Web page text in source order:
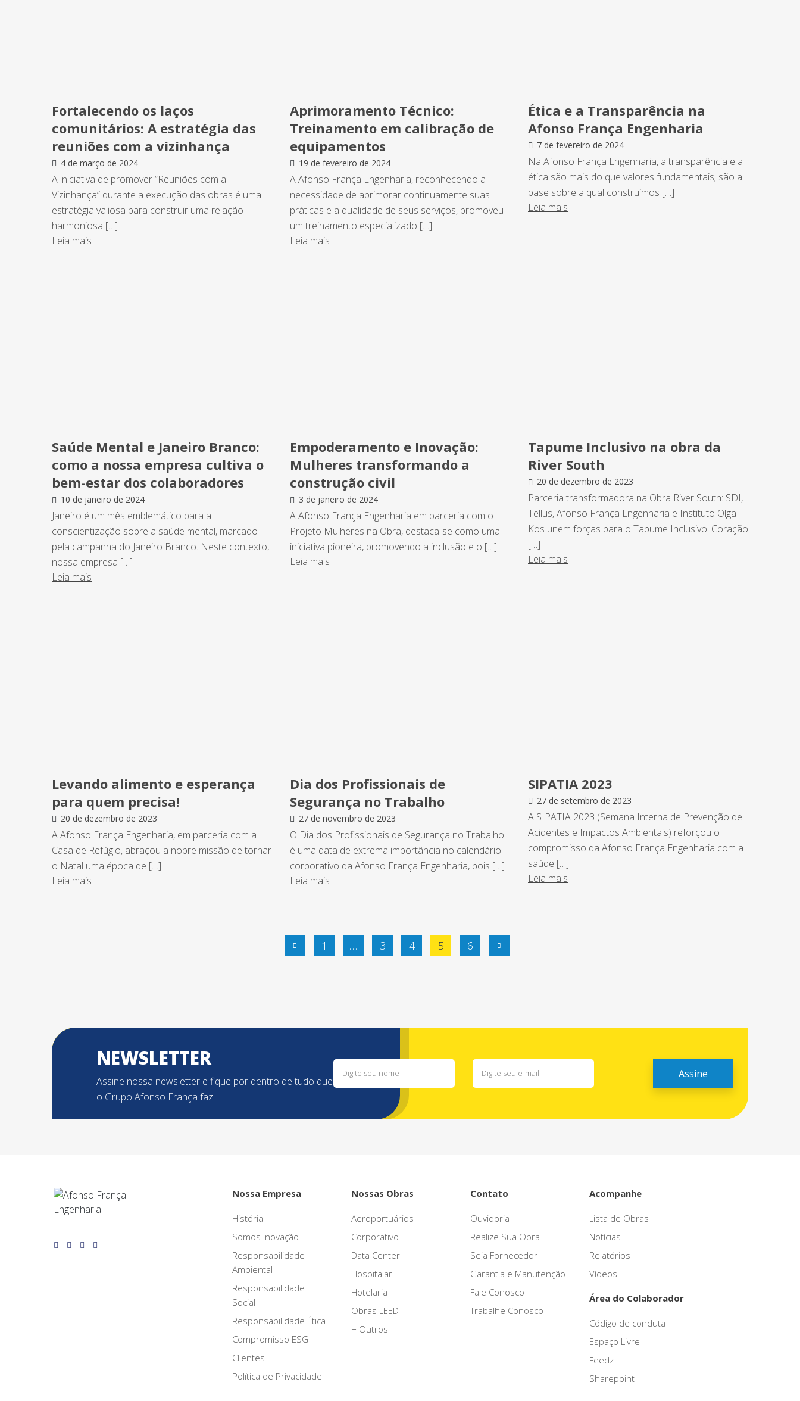
Fortalecendo os laços
comunitários: A estratégia das
reuniões com a vizinhança
4 de março de 2024
A iniciativa de promover “Reuniões com a
Vizinhança” durante a execução das obras é uma
estratégia valiosa para construir uma relação
harmoniosa […]
Leia mais
Aprimoramento Técnico:
Treinamento em calibração de
equipamentos
19 de fevereiro de 2024
A Afonso França Engenharia, reconhecendo a
necessidade de aprimorar continuamente suas
práticas e a qualidade de seus serviços, promoveu
um treinamento especializado […]
Leia mais
Ética e a Transparência na
Afonso França Engenharia
7 de fevereiro de 2024
Na Afonso França Engenharia, a transparência e a
ética são mais do que valores fundamentais; são a
base sobre a qual construímos […]
Leia mais
Saúde Mental e Janeiro Branco:
como a nossa empresa cultiva o
bem-estar dos colaboradores
10 de janeiro de 2024
Janeiro é um mês emblemático para a
conscientização sobre a saúde mental, marcado
pela campanha do Janeiro Branco. Neste contexto,
nossa empresa […]
Leia mais
Empoderamento e Inovação:
Mulheres transformando a
construção civil
3 de janeiro de 2024
A Afonso França Engenharia em parceria com o
Projeto Mulheres na Obra, destaca-se como uma
iniciativa pioneira, promovendo a inclusão e o […]
Leia mais
Tapume Inclusivo na obra da
River South
20 de dezembro de 2023
Parceria transformadora na Obra River South: SDI,
Tellus, Afonso França Engenharia e Instituto Olga
Kos unem forças para o Tapume Inclusivo. Coração
[…]
Leia mais
Levando alimento e esperança
para quem precisa!
20 de dezembro de 2023
A Afonso França Engenharia, em parceria com a
Casa de Refúgio, abraçou a nobre missão de tornar
o Natal uma época de […]
Leia mais
Dia dos Profissionais de
Segurança no Trabalho
27 de novembro de 2023
O Dia dos Profissionais de Segurança no Trabalho
é uma data de extrema importância no calendário
corporativo da Afonso França Engenharia, pois […]
Leia mais
SIPATIA 2023
27 de setembro de 2023
A SIPATIA 2023 (Semana Interna de Prevenção de
Acidentes e Impactos Ambientais) reforçou o
compromisso da Afonso França Engenharia com a
saúde […]
Leia mais
1 … 3 4 5 6
NEWSLETTER
Assine nossa newsletter e fique por dentro de tudo que
o Grupo Afonso França faz.
Nossa Empresa
História
Somos Inovação
Responsabilidade
Ambiental
Responsabilidade
Social
Responsabilidade Ética
Compromisso ESG
Clientes
Política de Privacidade
Nossas Obras
Aeroportuários
Corporativo
Data Center
Hospitalar
Hotelaria
Obras LEED
+ Outros
Contato
Ouvidoria
Realize Sua Obra
Seja Fornecedor
Garantia e Manutenção
Fale Conosco
Trabalhe Conosco
Acompanhe
Lista de Obras
Notícias
Relatórios
Vídeos
Área do Colaborador
Código de conduta
Espaço Livre
Feedz
Sharepoint